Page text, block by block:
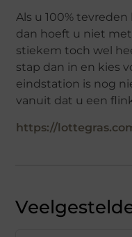
Als u 100%
dan hoeft u niet
stiekem toch wel
stap dan in en kies
eindstation is nog
vanuit dat u een
https://